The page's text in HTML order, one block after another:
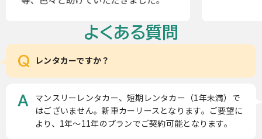
よくある質問
Q レンタカーですか？
A
マンスリーレンタカー、短期レンタカー（1年未満）で
はございません。新車カーリースとなります。ご要望に
より、1年～11年のプランでご契約可能となります。